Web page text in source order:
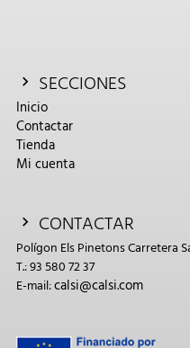
SECCIONES
Inicio
Contactar
Tienda
Mi cuenta
CONTACTAR
Polígon Els Pinetons Carretera
T.: 93 580 72 37
E-mail:calsi@calsi.com